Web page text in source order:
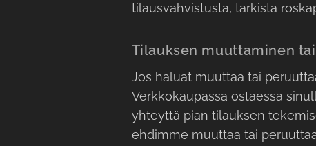
tilausvahvistusta, tarkista
Tilauksen muuttaminen
Jos haluat muuttaa tai
Verkkokaupassa ostaessa
yhteyttä pian tilauksen
ehdimme muuttaa tai